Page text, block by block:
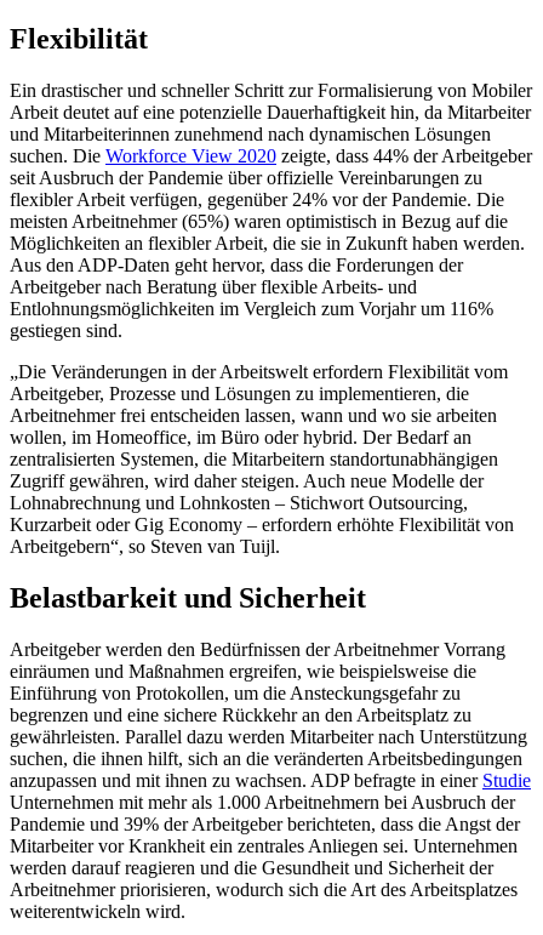
Flexibilität
Ein drastischer und schneller Schritt zur Formalisierung von Mobiler
Arbeit deutet auf eine potenzielle Dauerhaftigkeit hin, da Mitarbeiter
und Mitarbeiterinnen zunehmend nach dynamischen Lösungen
suchen. Die Workforce View 2020 zeigte, dass 44% der Arbeitgeber
seit Ausbruch der Pandemie über offizielle Vereinbarungen zu
flexibler Arbeit verfügen, gegenüber 24% vor der Pandemie. Die
meisten Arbeitnehmer (65%) waren optimistisch in Bezug auf die
Möglichkeiten an flexibler Arbeit, die sie in Zukunft haben werden.
Aus den ADP-Daten geht hervor, dass die Forderungen der
Arbeitgeber nach Beratung über flexible Arbeits- und
Entlohnungsmöglichkeiten im Vergleich zum Vorjahr um 116%
gestiegen sind.
„Die Veränderungen in der Arbeitswelt erfordern Flexibilität vom
Arbeitgeber, Prozesse und Lösungen zu implementieren, die
Arbeitnehmer frei entscheiden lassen, wann und wo sie arbeiten
wollen, im Homeoffice, im Büro oder hybrid. Der Bedarf an
zentralisierten Systemen, die Mitarbeitern standortunabhängigen
Zugriff gewähren, wird daher steigen. Auch neue Modelle der
Lohnabrechnung und Lohnkosten – Stichwort Outsourcing,
Kurzarbeit oder Gig Economy – erfordern erhöhte Flexibilität von
Arbeitgebern“, so Steven van Tuijl.
Belastbarkeit und Sicherheit
Arbeitgeber werden den Bedürfnissen der Arbeitnehmer Vorrang
einräumen und Maßnahmen ergreifen, wie beispielsweise die
Einführung von Protokollen, um die Ansteckungsgefahr zu
begrenzen und eine sichere Rückkehr an den Arbeitsplatz zu
gewährleisten. Parallel dazu werden Mitarbeiter nach Unterstützung
suchen, die ihnen hilft, sich an die veränderten Arbeitsbedingungen
anzupassen und mit ihnen zu wachsen. ADP befragte in einer Studie
Unternehmen mit mehr als 1.000 Arbeitnehmern bei Ausbruch der
Pandemie und 39% der Arbeitgeber berichteten, dass die Angst der
Mitarbeiter vor Krankheit ein zentrales Anliegen sei. Unternehmen
werden darauf reagieren und die Gesundheit und Sicherheit der
Arbeitnehmer priorisieren, wodurch sich die Art des Arbeitsplatzes
weiterentwickeln wird.